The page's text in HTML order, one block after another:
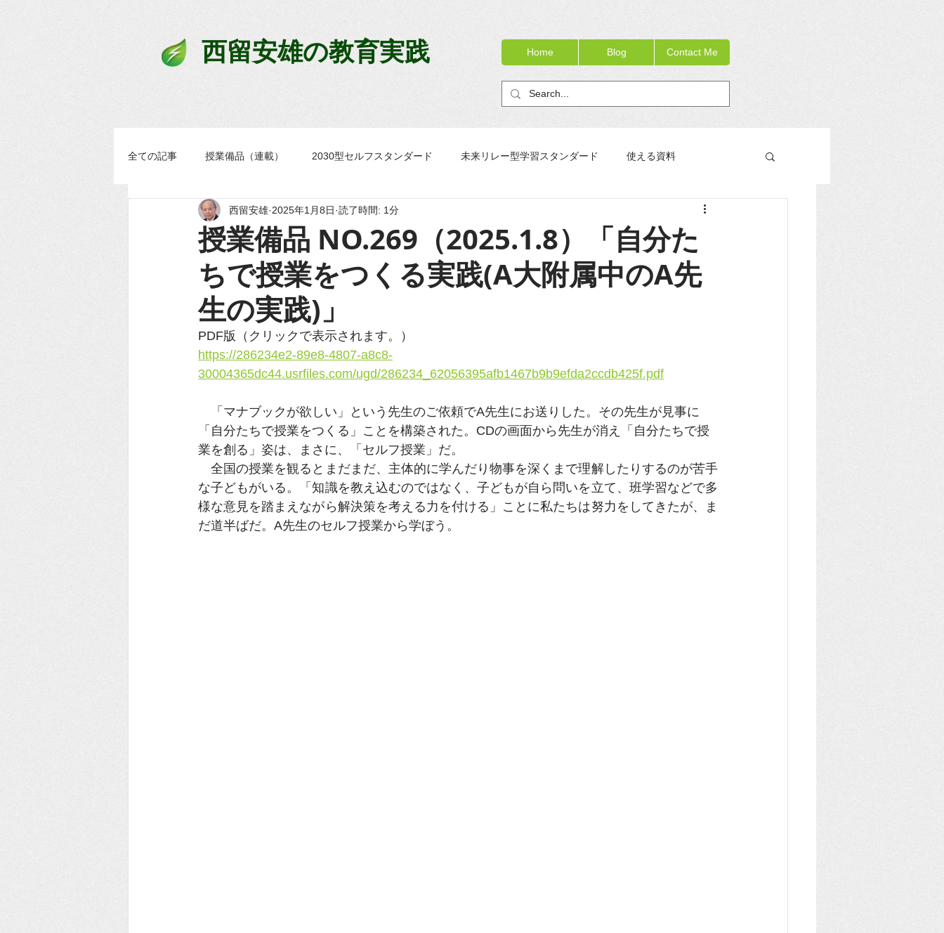
西留安雄の教育実践 Home Blog Contact Me
全ての記事 授業備品（連載） 2030型セルフスタンダード 未来リレー型学習スタンダード 使える資料
学習過程スタンダード まなブック OJTノート 教員研修の手引き書
授業備品 NO.269（2025.1.8）「自分た
ちで授業をつくる実践(A大附属中のA先
生の実践)」
西留安雄 2025年1月8日 読了時間: 1分
PDF版（クリックで表示されます。）
https://286234e2-89e8-4807-a8c8-
30004365dc44.usrfiles.com/ugd/286234_62056395afb1467b9b9efda2ccdb425f.pdf
「マナブックが欲しい」という先生のご依頼でA先生にお送りした。その先生が見事に
「自分たちで授業をつくる」ことを構築された。CDの画面から先生が消え「自分たちで授
業を創る」姿は、まさに、「セルフ授業」だ。
全国の授業を観るとまだまだ、主体的に学んだり物事を深くまで理解したりするのが苦手
な子どもがいる。「知識を教え込むのではなく、子どもが自ら問いを立て、班学習などで多
様な意見を踏まえながら解決策を考える力を付ける」ことに私たちは努力をしてきたが、ま
だ道半ばだ。A先生のセルフ授業から学ぼう。